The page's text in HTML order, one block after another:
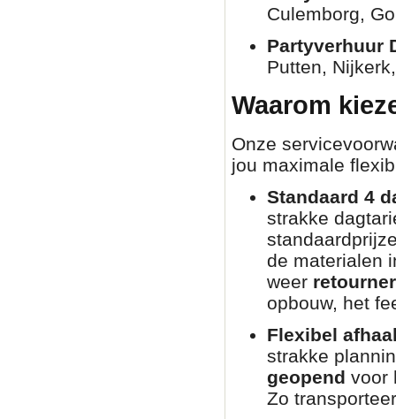
Culemborg,
Partyverhuur
Putten,
Waarom
Onze
jou maximale
Standaard 4
strakke
de materialen
weer
opbouw, het
Flexibel
strakke
geopend voor
Zo